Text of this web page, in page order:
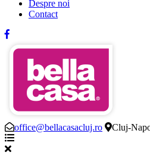
Despre noi
Contact
office@bellacasacluj.ro Cluj-